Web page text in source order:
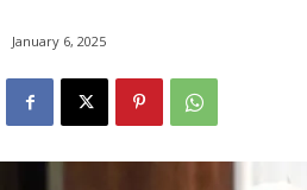
January 6, 2025